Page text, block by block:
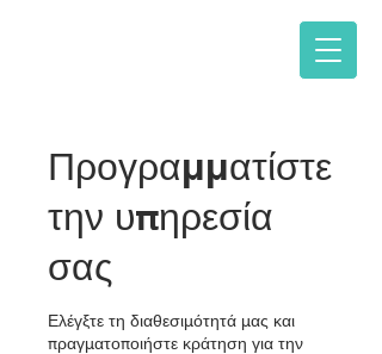
Προγραμματίστε
την υπηρεσία
σας
Ελέγξτε τη διαθεσιμότητά μας και
πραγματοποιήστε κράτηση για την